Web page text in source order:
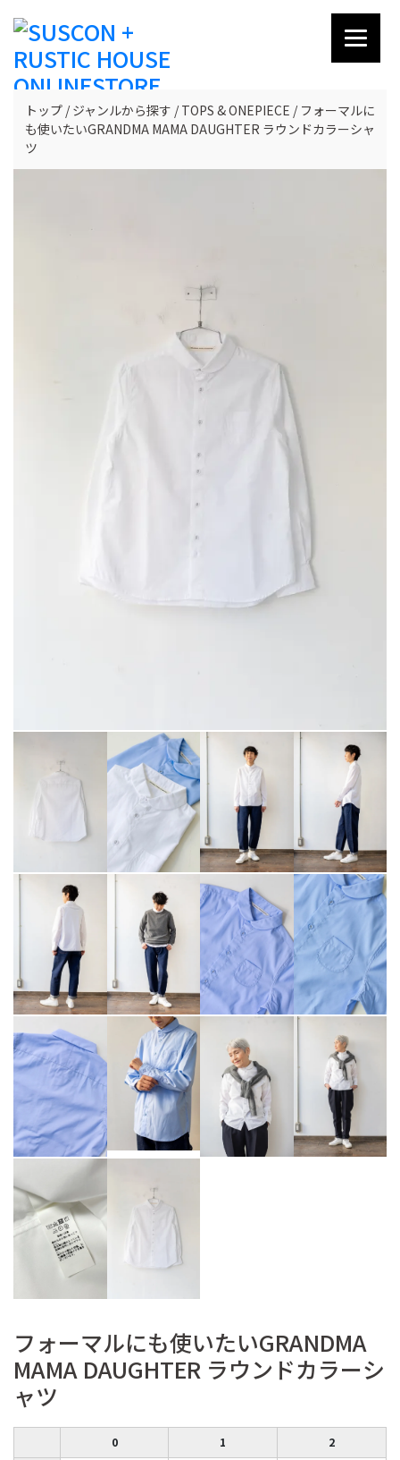
トップ ジャンルから探す TOPS & ONEPIECE
フォーマルに
も使いたいGRANDMA MAMA DAUGHTER ラウンドカラーシャ
ツ
フォーマルにも使いたいGRANDMA
MAMA DAUGHTER ラウンドカラーシ
ャツ
0 1 2